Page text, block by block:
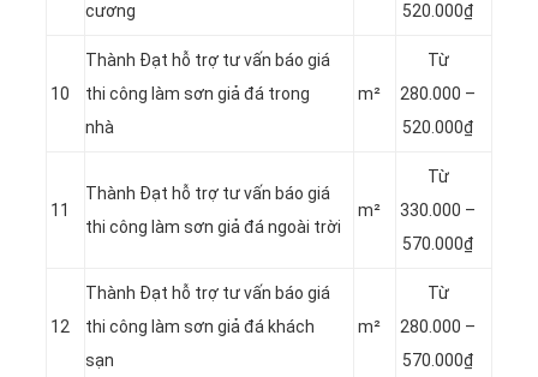
cương
520.000₫
10
Thành Đạt hỗ trợ tư vấn báo giá
thi công làm sơn giả đá trong
nhà
m²
Từ
280.000 –
520.000₫
11
Thành Đạt hỗ trợ tư vấn báo giá
thi công làm sơn giả đá ngoài trời
m²
Từ
330.000 –
570.000₫
12
Thành Đạt hỗ trợ tư vấn báo giá
thi công làm sơn giả đá khách
sạn
m²
Từ
280.000 –
570.000₫